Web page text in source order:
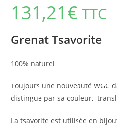
131,21€ TTC
Grenat Tsavorite
100% naturel
Toujours une nouveauté WGC
distingue par sa couleur,
La tsavorite est utilisée en